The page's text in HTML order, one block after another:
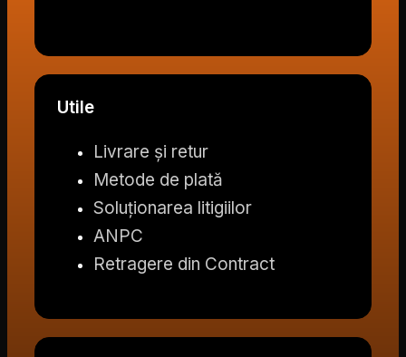
Utile
Livrare și retur
Metode de plată
Soluționarea litigiilor
ANPC
Retragere din Contract